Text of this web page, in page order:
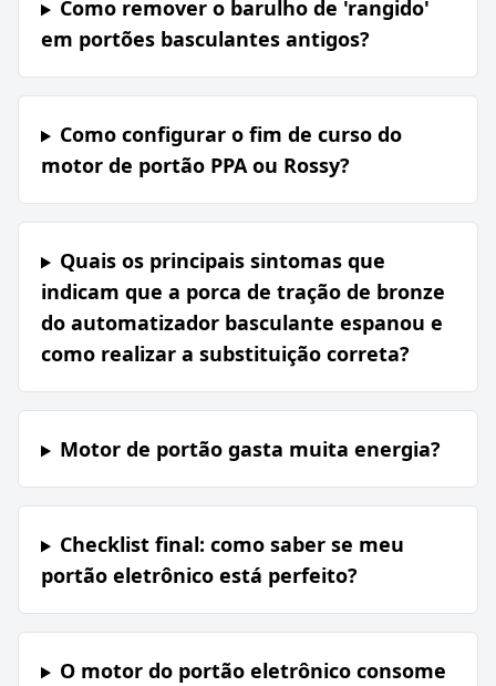
Como remover o barulho de 'rangido'
em portões basculantes antigos?
Como configurar o fim de curso do
motor de portão PPA ou Rossy?
Quais os principais sintomas que
indicam que a porca de tração de bronze
do automatizador basculante espanou e
como realizar a substituição correta?
Motor de portão gasta muita energia?
Checklist final: como saber se meu
portão eletrônico está perfeito?
O motor do portão eletrônico consome